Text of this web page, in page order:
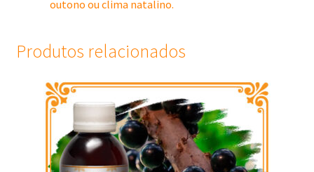
outono ou clima natalino.
Produtos relacionados